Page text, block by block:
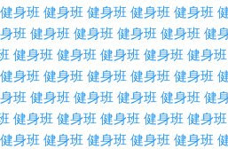
健身班 健身班 健身班 健身班 健身班
班 健身班 健身班 健身班 健身班 健
健身班 健身班 健身班 健身班 健身班
健身班 健身班 健身班 健身班 健身班
班 健身班 健身班 健身班 健身班 健
健身班 健身班 健身班 健身班 健身班
健身班 健身班 健身班 健身班 健身班